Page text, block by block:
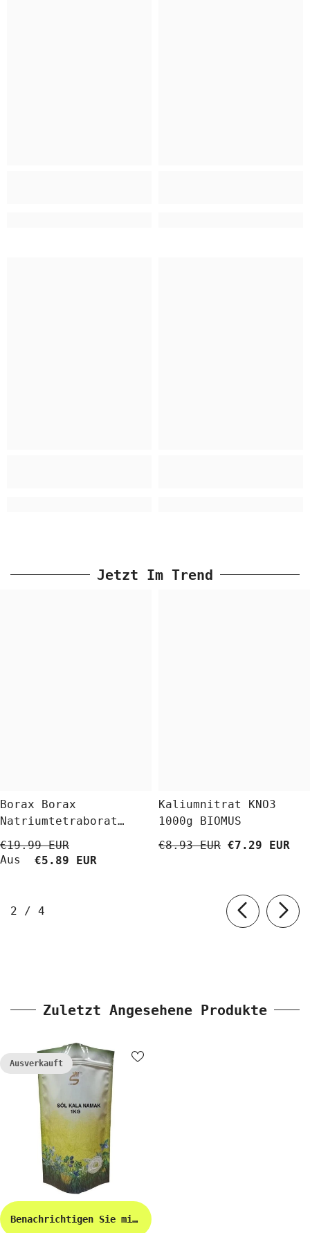
Jetzt Im Trend
Borax Borax
Natriumtetraborat
Decahydrat 5 Kg
BioLaboratorium
€19.99 EUR
Aus
€5.89 EUR
Kaliumnitrat KNO3
1000g BIOMUS
€8.93 EUR €7.29 EUR
2 / von
4
Zuletzt Angesehene Produkte
Ausverkauft
Benachrichtigen Sie mich